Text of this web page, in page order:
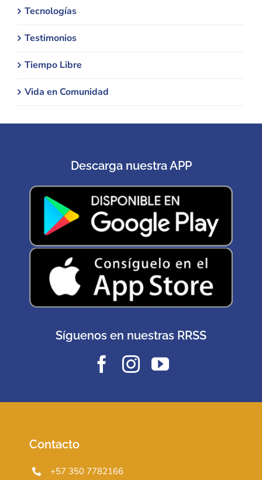
Tecnologías
Testimonios
Tiempo Libre
Vida en Comunidad
Descarga nuestra APP
Síguenos en nuestras RRSS
Contacto
+57 350 7782166